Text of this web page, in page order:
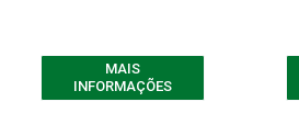
MAIS
INFORMAÇÕES